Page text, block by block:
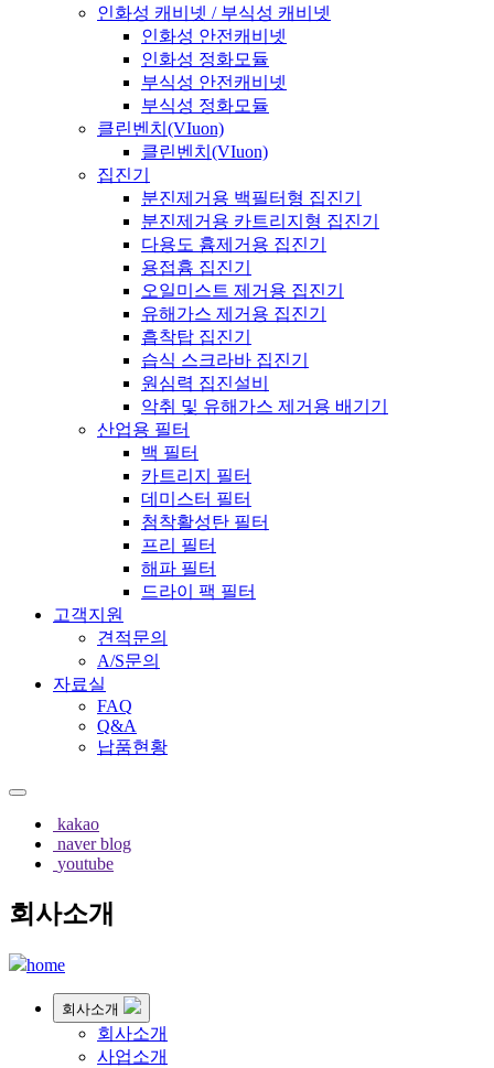
인화성 캐비넷 / 부식성 캐비넷
인화성 안전캐비넷
인화성 정화모듈
부식성 안전캐비넷
부식성 정화모듈
클린벤치(VIuon)
클린벤치(VIuon)
집진기
분진제거용 백필터형 집진기
분진제거용 카트리지형 집진기
다용도 흄제거용 집진기
용접흄 집진기
오일미스트 제거용 집진기
유해가스 제거용 집진기
흡착탑 집진기
습식 스크라바 집진기
원심력 집진설비
악취 및 유해가스 제거용 배기기
산업용 필터
백 필터
카트리지 필터
데미스터 필터
첨착활성탄 필터
프리 필터
해파 필터
드라이 팩 필터
고객지원
견적문의
A/S문의
자료실
FAQ
Q&A
납품현황
kakao
naver blog
youtube
회사소개
home
회사소개
회사소개
사업소개